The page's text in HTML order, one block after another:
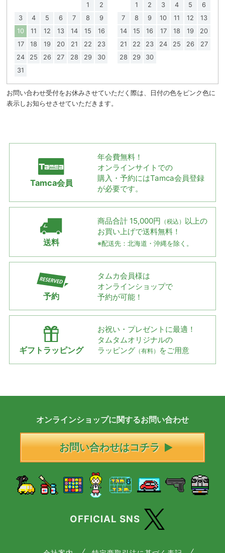
1
2
3
4 5 6 7 8
9
10
11 12 13 14 15
16
17
18 19 20 21 22
23
24
25 26 27 28 29
30
31
1
2 3 4 5
6
7
8 9 10 11 12
13
14
15 16 17 18 19
20
21
22 23 24 25 26
27
28
29 30
お問い合わせ受付をお休みさせていただく際は、日付の色をピンク色に
表示しお知らせさせていただきます。
Tamca会員
年会費無料！
オンラインサイトでの
購入・予約にはTamca会員登録
が必要です。
送料
商品合計 15,000円 （税込） 以上の
お買い上げで送料無料！
※配送先：北海道・沖縄を除く。
予約
タムカ会員様は
オンラインショップで
予約が可能！
ギフトラッピング
お祝い・プレゼントに最適！
タムタムオリジナルの
ラッピング （有料） をご用意
オンラインショップに関するお問い合わせ
お問い合わせはコチラ
OFFICIAL SNS